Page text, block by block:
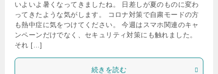
いよいよ暑くなってきましたね。 日差しが夏のものに変わ
ってきたような気がします。 コロナ対策で自粛モードの方
も熱中症に気をつけてください。 今週はスマホ関連のキャ
ンペーンだけでなく、セキュリティ対策にも触れました。
それ […]
続きを読む